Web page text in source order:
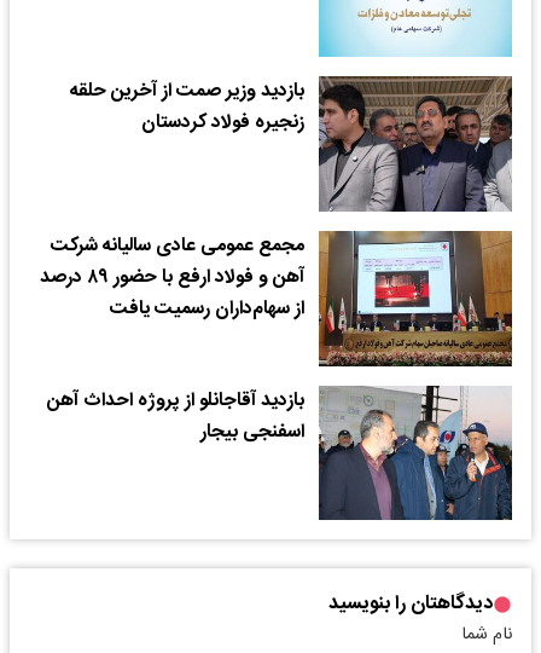
بازدید وزیر صمت از آخرین حلقه
زنجیره فولاد کردستان
مجمع عمومی عادی سالیانه شرکت
آهن و فولاد ارفع با حضور ۸۹ درصد
از سهام‌داران رسمیت یافت
بازدید آقاجانلو از پروژه احداث آهن
اسفنجی بیجار
دیدگاهتان را بنویسید
نام شما